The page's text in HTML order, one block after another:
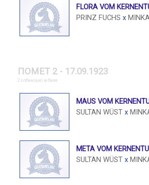
FLORA VOM
PRINZ FUCHS x
ПОМЕТ 2 - 17.09.1923
2 собак(а,и) в базе
MAUS VOM
SULTAN WÜST x
META VOM
SULTAN WÜST x